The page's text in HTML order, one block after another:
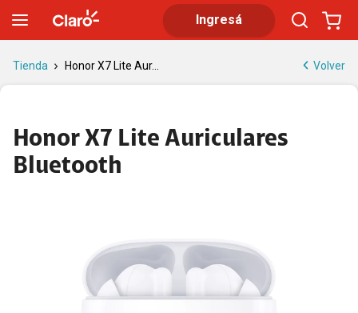
Ingresá
Tienda Honor X7 Lite Aur... Volver
Honor X7 Lite Auriculares
Bluetooth
Honor X7 Lite auriculares Bluetooth: calidad de audio y